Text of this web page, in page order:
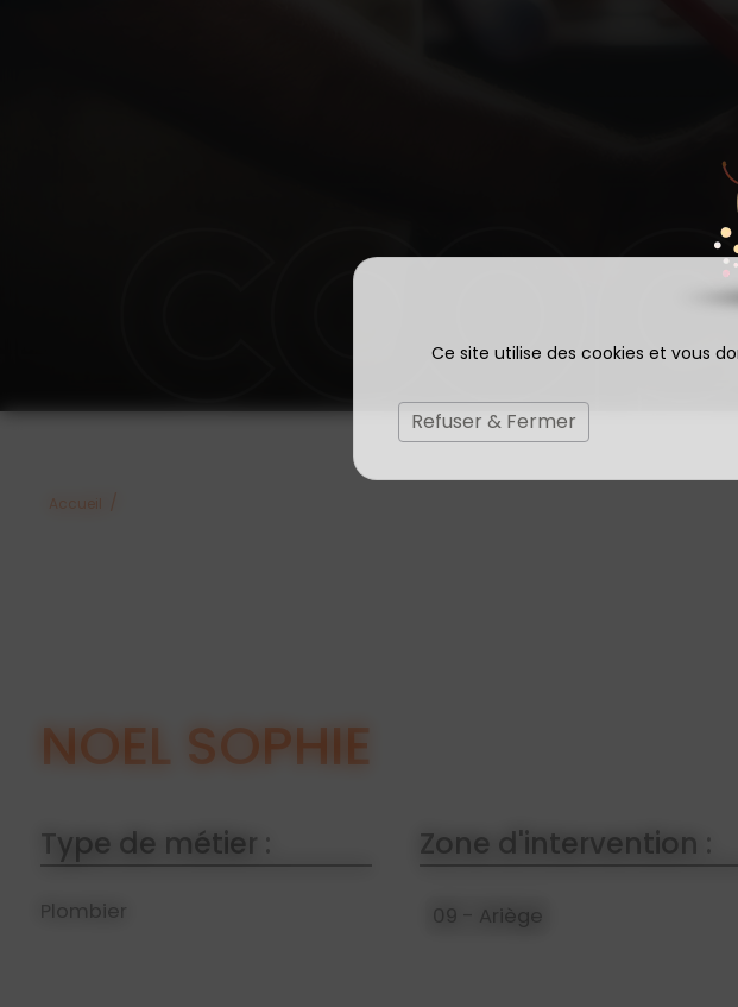
Ce site utilise des cookies et vous
Refuser & Fermer
Accueil /
NOEL SOPHIE
Type de métier :
Plombier
Zone d'intervention :
09 - Ariège